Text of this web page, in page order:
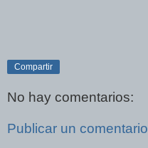
Compartir
No hay comentarios:
Publicar un comentario